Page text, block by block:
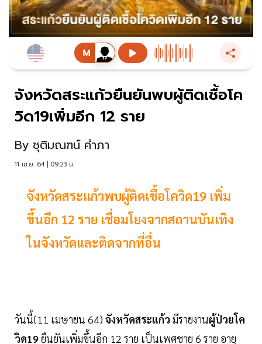
จังหวัดสระแก้วยืนยันพบผู้ติดเชื้อโค
วิด19เพิ่มอีก 12 ราย
By ชุติมณฑน์ คำภา
11 เม.ย. 64 | 09:23 น.
จังหวัดสระแก้วพบผู้ติดเชื้อโควิด19 เพิ่ม
ขึ้นอีก 12 ราย เชื่อมโยงจากสถานบันเทิง
ในจังหวัดและติดจากที่อื่น
วันนี้(11 เมษายน 64) จังหวัดสระแก้ว มีรายงานผู้ป่วยโค
วิด19 ยืนยันเพิ่มขึ้นอีก 12 ราย เป็นเพศชาย 6 ราย อายุ